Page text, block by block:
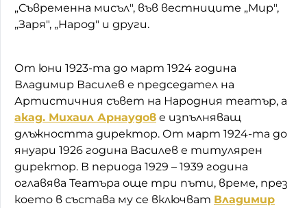
„Съвременна мисъл", във вестниците „Мир",
„Заря", „Народ" и други.
От юни 1923-та до март 1924 година
Владимир Василев е председател на
Артистичния съвет на Народния театър, а
акад. Михаил Арнаудов е изпълняващ
длъжността директор. От март 1924-та до
януари 1926 година Василев е титулярен
директор. В периода 1929 – 1939 година
оглавява Театъра още три пъти, време, през
което в състава му се включват Владимир